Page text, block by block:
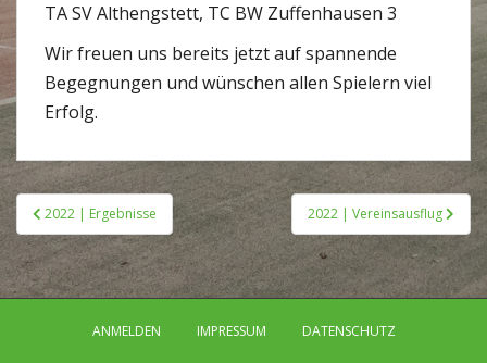
TA SV Althengstett, TC BW Zuffenhausen 3
Wir freuen uns bereits jetzt auf spannende
Begegnungen und wünschen allen Spielern viel
Erfolg.
Beitragsnavigation
2022 | Ergebnisse 2022 | Vereinsausflug
ANMELDEN IMPRESSUM DATENSCHUTZ